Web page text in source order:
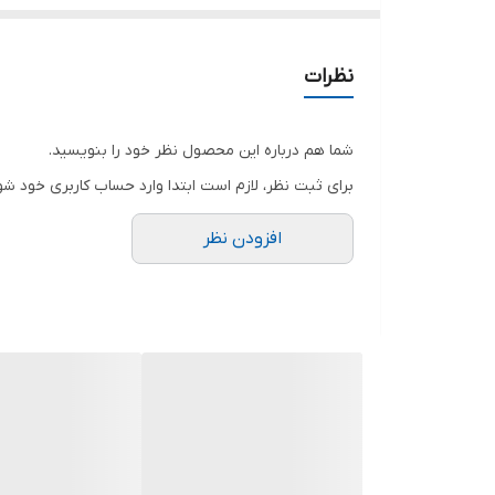
نظرات
شما هم درباره این محصول نظر خود را بنویسید.
برای ثبت نظر، لازم است ابتدا وارد حساب کاربری خود
افزودن نظر